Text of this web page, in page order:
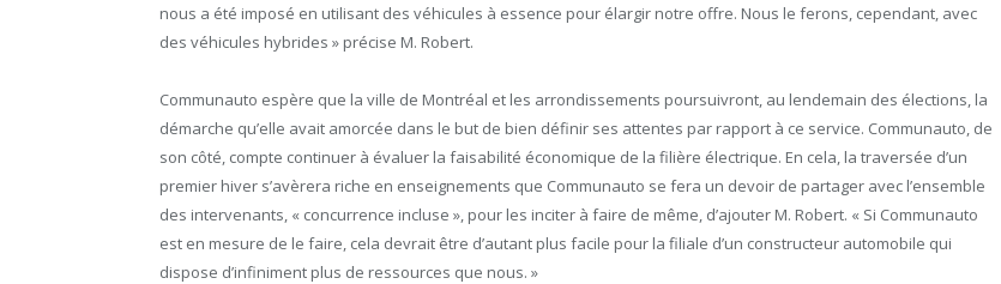
nous a été imposé en utilisant des véhicules à essence pour élargir notre offre. Nous le ferons, cependant, avec
des véhicules hybrides » précise M. Robert.
Communauto espère que la ville de Montréal et les arrondissements poursuivront, au lendemain des élections, la
démarche qu’elle avait amorcée dans le but de bien définir ses attentes par rapport à ce service. Communauto, de
son côté, compte continuer à évaluer la faisabilité économique de la filière électrique. En cela, la traversée d’un
premier hiver s’avèrera riche en enseignements que Communauto se fera un devoir de partager avec l’ensemble
des intervenants, « concurrence incluse », pour les inciter à faire de même, d’ajouter M. Robert. « Si Communauto
est en mesure de le faire, cela devrait être d’autant plus facile pour la filiale d’un constructeur automobile qui
dispose d’infiniment plus de ressources que nous. »